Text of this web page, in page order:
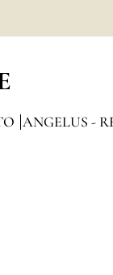
ANGELUS -